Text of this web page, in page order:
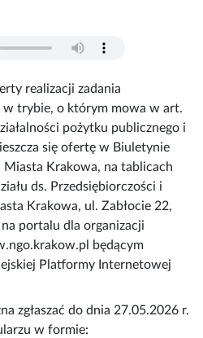
realizacji zadania
w trybie, o którym mowa w art.
pożytku publicznego i
się ofertę w Biuletynie
Miasta Krakowa, na tablicach
ds. Przedsiębiorczości i
Krakowa, ul. Zabłocie 22,
portalu dla organizacji
będącym
Platformy Internetowej
zgłaszać do dnia 27.05.2026 r.
w formie: